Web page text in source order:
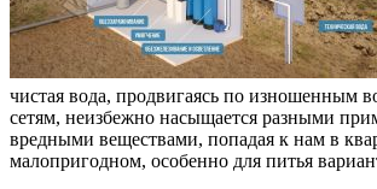
чистая вода, продвигаясь по изношенным
сетям, неизбежно насыщается разными
вредными веществами, попадая к нам в
малопригодном, особенно для питья